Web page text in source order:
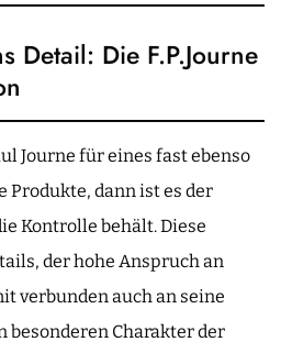
Detail: Die F.P.Journe
Journe für eines fast ebenso
Produkte, dann ist es der
Kontrolle behält. Diese
der hohe Anspruch an
verbunden auch an seine
besonderen Charakter der